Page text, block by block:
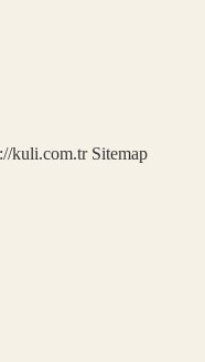
kuli.com.tr Sitemap